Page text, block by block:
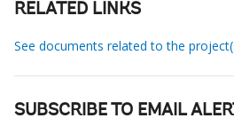
RELATED LINKS
See documents related to the
SUBSCRIBE TO EMAIL